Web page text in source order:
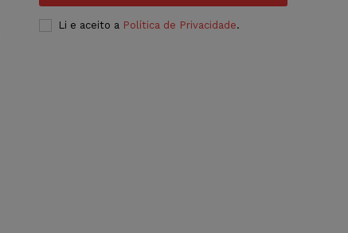
Li e aceito a Política de Privacidade.